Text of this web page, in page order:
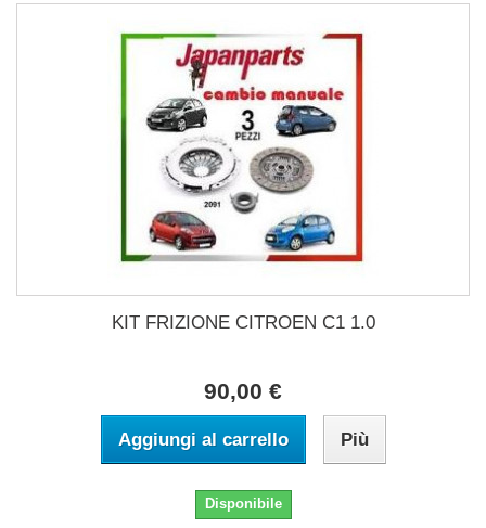
KIT FRIZIONE CITROEN C1 1.0
90,00 €
Aggiungi al carrello Più
Disponibile